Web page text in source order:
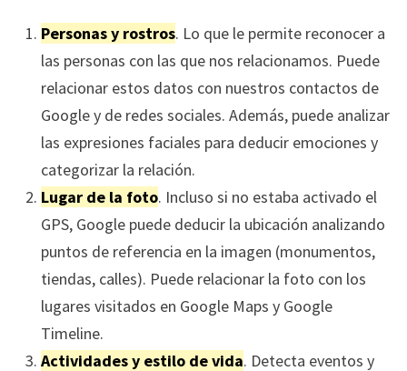
Personas y rostros. Lo que le permite reconocer a
las personas con las que nos relacionamos. Puede
relacionar estos datos con nuestros contactos de
Google y de redes sociales. Además, puede analizar
las expresiones faciales para deducir emociones y
categorizar la relación.
Lugar de la foto. Incluso si no estaba activado el
GPS, Google puede deducir la ubicación analizando
puntos de referencia en la imagen (monumentos,
tiendas, calles). Puede relacionar la foto con los
lugares visitados en Google Maps y Google
Timeline.
Actividades y estilo de vida. Detecta eventos y